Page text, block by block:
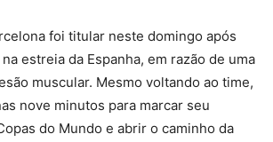
foi titular neste domingo após
estreia da Espanha, em razão de uma
muscular. Mesmo voltando ao time,
nove minutos para marcar seu
do Mundo e abrir o caminho da